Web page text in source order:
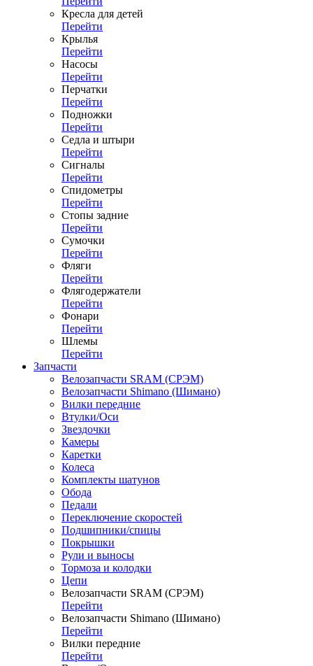
Кресла для детей
Перейти
Крылья
Перейти
Насосы
Перейти
Перчатки
Перейти
Подножки
Перейти
Седла и штыри
Перейти
Сигналы
Перейти
Спидометры
Перейти
Стопы задние
Перейти
Сумочки
Перейти
Фляги
Перейти
Флягодержатели
Перейти
Фонари
Перейти
Шлемы
Перейти
Запчасти
Велозапчасти SRAM (СРЭМ)
Велозапчасти Shimano (Шимано)
Вилки передние
Втулки/Оси
Звездочки
Камеры
Каретки
Колеса
Комплекты шатунов
Обода
Педали
Переключение скоростей
Подшипники/спицы
Покрышки
Рули и выносы
Тормоза и колодки
Цепи
Велозапчасти SRAM (СРЭМ)
Перейти
Велозапчасти Shimano (Шимано)
Перейти
Вилки передние
Перейти